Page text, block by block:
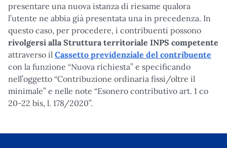
presentare una nuova istanza di riesame qualora
l’utente ne abbia già presentata una in precedenza. In
questo caso, per procedere, i contribuenti possono
rivolgersi alla Struttura territoriale INPS competente
attraverso il Cassetto previdenziale del contribuente
con la funzione “Nuova richiesta” e specificando
nell’oggetto “Contribuzione ordinaria fissi/oltre il
minimale” e nelle note “Esonero contributivo art. 1 co
20-22 bis, l. 178/2020”.